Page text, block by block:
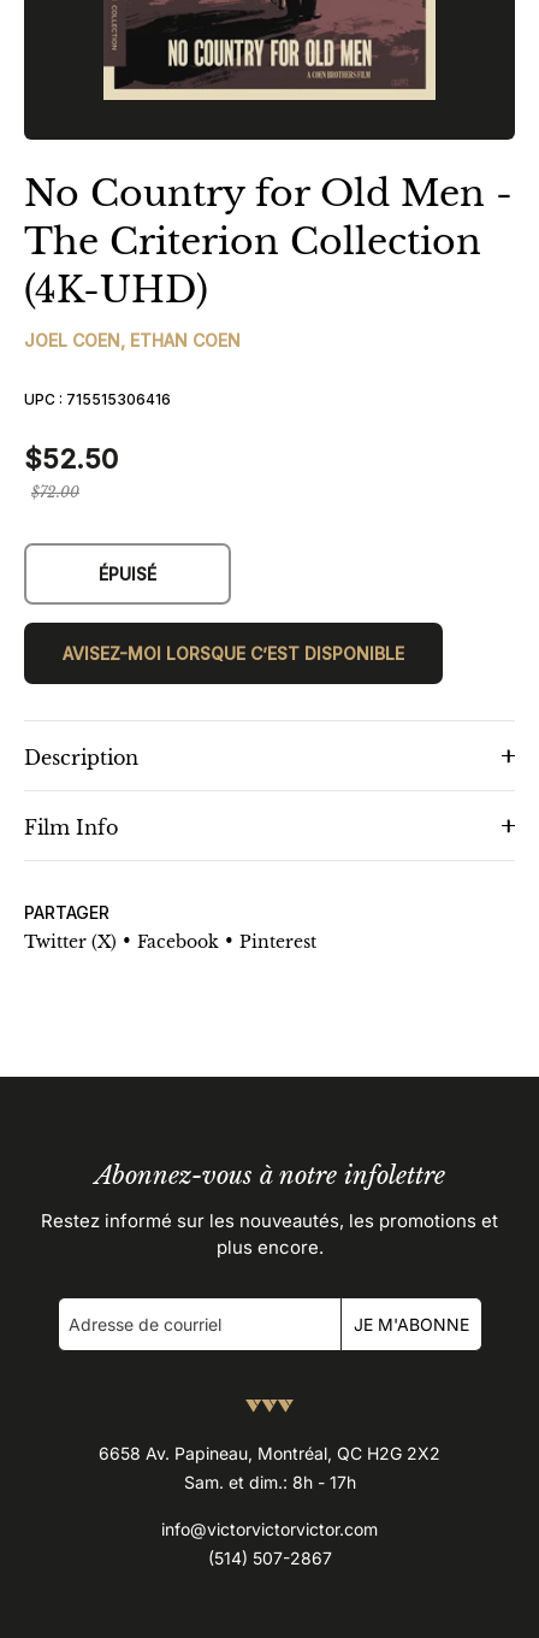
No Country for Old Men -
The Criterion Collection
(4K-UHD)
JOEL COEN, ETHAN COEN
UPC : 715515306416
$52.50
Prix
$72.00
ÉPUISÉ
AVISEZ-MOI LORSQUE C’EST DISPONIBLE
Description
Film Info
PARTAGER
Twitter (X) • Facebook • Pinterest
Abonnez-vous à notre infolettre
Restez informé sur les nouveautés, les promotions et
plus encore.
JE M'ABONNE
6658 Av. Papineau, Montréal, QC H2G 2X2
Sam. et dim.: 8h - 17h
info@victorvictorvictor.com
(514) 507-2867